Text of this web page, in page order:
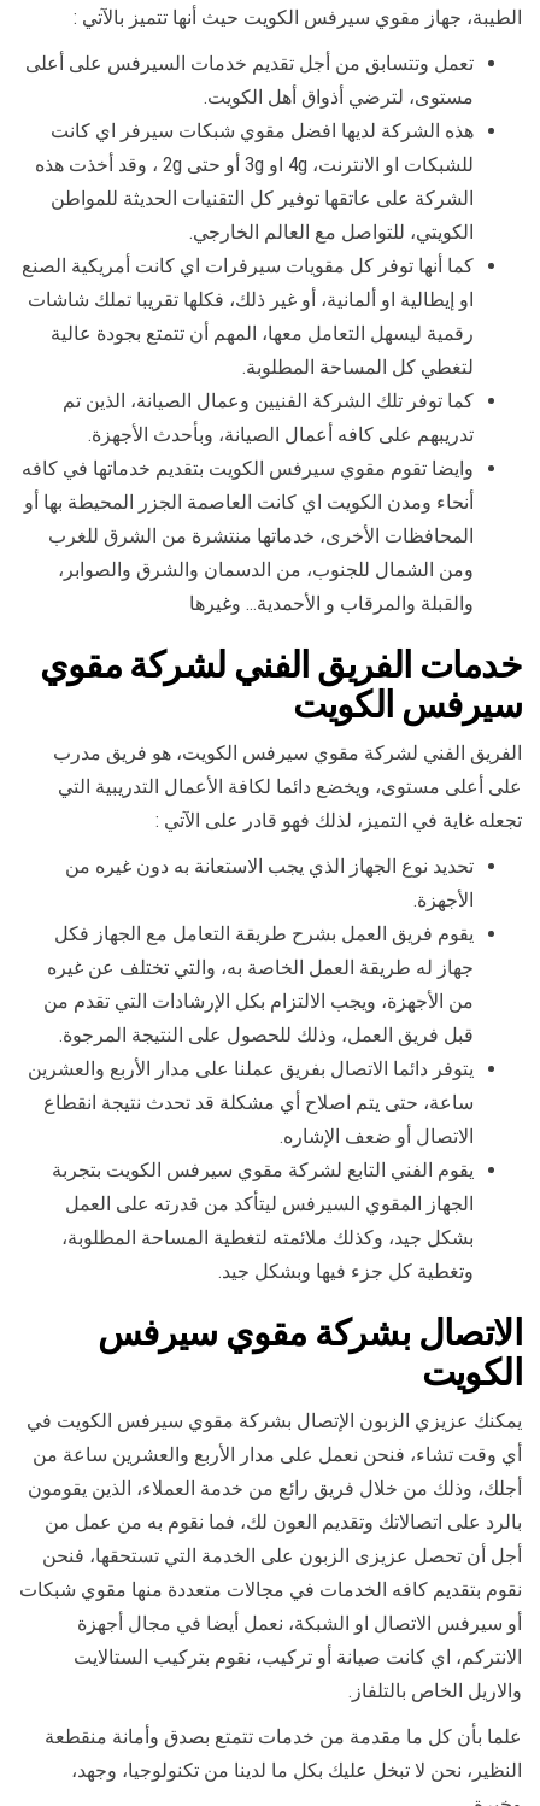
الطيبة، جهاز مقوي سيرفس الكويت حيث أنها تتميز بالآتي :
تعمل وتتسابق من أجل تقديم خدمات السيرفس على أعلى
مستوى، لترضي أذواق أهل الكويت.
هذه الشركة لديها افضل مقوي شبكات سيرفر اي كانت
للشبكات او الانترنت، 4g او 3g أو حتى 2g ، وقد أخذت هذه
الشركة على عاتقها توفير كل التقنيات الحديثة للمواطن
الكويتي، للتواصل مع العالم الخارجي.
كما أنها توفر كل مقويات سيرفرات اي كانت أمريكية الصنع
او إيطالية او ألمانية، أو غير ذلك، فكلها تقريبا تملك شاشات
رقمية ليسهل التعامل معها، المهم أن تتمتع بجودة عالية
لتغطي كل المساحة المطلوبة.
كما توفر تلك الشركة الفنيين وعمال الصيانة، الذين تم
تدريبهم على كافه أعمال الصيانة، وبأحدث الأجهزة.
وايضا تقوم مقوي سيرفس الكويت بتقديم خدماتها في كافه
أنحاء ومدن الكويت اي كانت العاصمة الجزر المحيطة بها أو
المحافظات الأخرى، خدماتها منتشرة من الشرق للغرب
ومن الشمال للجنوب، من الدسمان والشرق والصوابر،
والقبلة والمرقاب و الأحمدية… وغيرها
خدمات الفريق الفني لشركة مقوي
سيرفس الكويت
الفريق الفني لشركة مقوي سيرفس الكويت، هو فريق مدرب
على أعلى مستوى، ويخضع دائما لكافة الأعمال التدريبية التي
تجعله غاية في التميز، لذلك فهو قادر على الآتي :
تحديد نوع الجهاز الذي يجب الاستعانة به دون غيره من
الأجهزة.
يقوم فريق العمل بشرح طريقة التعامل مع الجهاز فكل
جهاز له طريقة العمل الخاصة به، والتي تختلف عن غيره
من الأجهزة، ويجب الالتزام بكل الإرشادات التي تقدم من
قبل فريق العمل، وذلك للحصول على النتيجة المرجوة.
يتوفر دائما الاتصال بفريق عملنا على مدار الأربع والعشرين
ساعة، حتى يتم اصلاح أي مشكلة قد تحدث نتيجة انقطاع
الاتصال أو ضعف الإشاره.
يقوم الفني التابع لشركة مقوي سيرفس الكويت بتجربة
الجهاز المقوي السيرفس ليتأكد من قدرته على العمل
بشكل جيد، وكذلك ملائمته لتغطية المساحة المطلوبة،
وتغطية كل جزء فيها وبشكل جيد.
الاتصال بشركة مقوي سيرفس
الكويت
يمكنك عزيزي الزبون الإتصال بشركة مقوي سيرفس الكويت في
أي وقت تشاء، فنحن نعمل على مدار الأربع والعشرين ساعة من
أجلك، وذلك من خلال فريق رائع من خدمة العملاء، الذين يقومون
بالرد على اتصالاتك وتقديم العون لك، فما نقوم به من عمل من
أجل أن تحصل عزيزى الزبون على الخدمة التي تستحقها، فنحن
نقوم بتقديم كافه الخدمات في مجالات متعددة منها مقوي شبكات
أو سيرفس الاتصال او الشبكة، نعمل أيضا في مجال أجهزة
الانتركم، اي كانت صيانة أو تركيب، نقوم بتركيب الستالايت
والاريل الخاص بالتلفاز.
علما بأن كل ما مقدمة من خدمات تتمتع بصدق وأمانة منقطعة
النظير، نحن لا تبخل عليك بكل ما لدينا من تكنولوجيا، وجهد،